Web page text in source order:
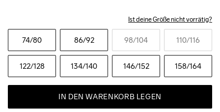
Ist deine Größe nicht vorrätig?
74/80 86/92 98/104 110/116
122/128 134/140 146/152 158/164
IN DEN WARENKORB LEGEN